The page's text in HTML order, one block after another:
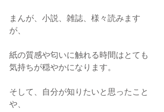
まんが、小説、雑誌、様々読みます
が、
紙の質感や匂いに触れる時間はとても
気持ちが穏やかになります。
そして、自分が知りたいと思ったこと
や、